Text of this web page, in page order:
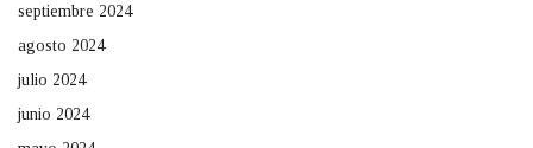
septiembre 2024
agosto 2024
julio 2024
junio 2024